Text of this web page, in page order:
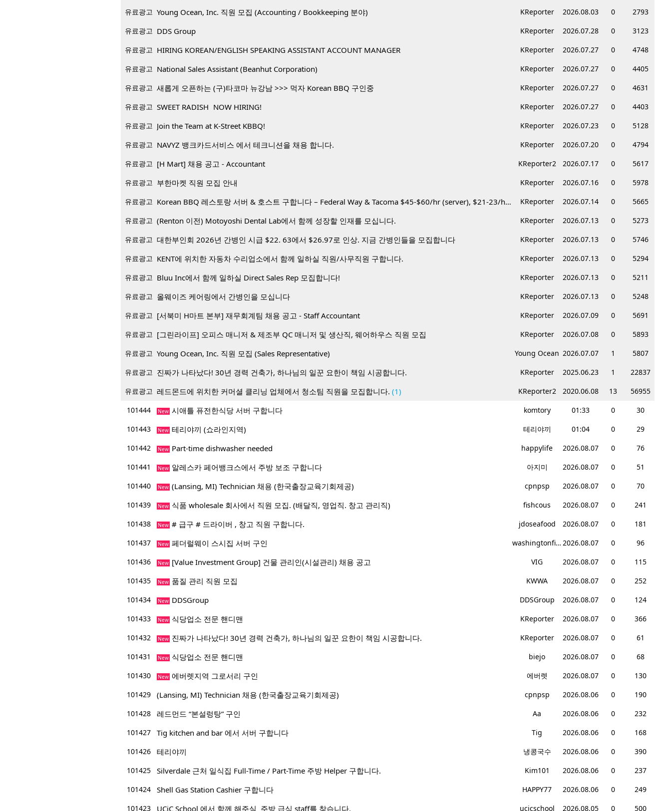
유료광고 Young Ocean, Inc. 직원 모집 (Accounting / Bookkeeping 분야) KReporter 2026.08.03 0
2793
유료광고 DDS Group KReporter 2026.07.28 0
3123
유료광고 HIRING KOREAN/ENGLISH SPEAKING ASSISTANT ACCOUNT MANAGER KReporter 2026.07.27 0
4748
유료광고 National Sales Assistant (Beanhut Corporation) KReporter 2026.07.27 0
4405
유료광고 새롭게 오픈하는 (구)타코마 뉴강남 >>> 먹자 Korean BBQ 구인중 KReporter 2026.07.27 0
4631
유료광고 SWEET RADISH NOW HIRING! KReporter 2026.07.27 0
4403
유료광고 Join the Team at K-Street KBBQ! KReporter 2026.07.23 0
5128
유료광고 NAVYZ 뱅크카드서비스 에서 테크니션을 채용 합니다. KReporter 2026.07.20 0
4794
유료광고 [H Mart] 채용 공고 - Accountant KReporter2 2026.07.17 0
5617
유료광고 부한마켓 직원 모집 안내 KReporter 2026.07.16 0
5978
유료광고
Korean BBQ 레스토랑 서버 & 호스트 구합니다 – Federal Way & Tacoma $45-$60/hr (server), $21-23/hr (Host) KReporter 2026.07.14 0
5665
유료광고 (Renton 이전) Motoyoshi Dental Lab에서 함께 성장할 인재를 모십니다. KReporter 2026.07.13 0
5273
유료광고 대한부인회 2026년 간병인 시급 $22. 63에서 $26.97로 인상. 지금 간병인들을 모집합니다 KReporter 2026.07.13 0
5746
유료광고 KENT에 위치한 자동차 수리업소에서 함께 일하실 직원/사무직원 구합니다. KReporter 2026.07.13 0
5294
유료광고 Bluu Inc에서 함께 일하실 Direct Sales Rep 모집합니다! KReporter 2026.07.13 0
5211
유료광고 올웨이즈 케어링에서 간병인을 모십니다 KReporter 2026.07.13 0
5248
유료광고 [서북미 H마트 본부] 재무회계팀 채용 공고 - Staff Accountant KReporter 2026.07.09 0
5691
유료광고 [그린라이프] 오피스 매니저 & 제조부 QC 매니저 및 생산직, 웨어하우스 직원 모집 KReporter 2026.07.08 0
5893
유료광고 Young Ocean, Inc. 직원 모집 (Sales Representative) Young Ocean 2026.07.07 1
5807
유료광고 진짜가 나타났다! 30년 경력 건축가, 하나님의 일꾼 요한이 책임 시공합니다. KReporter 2025.06.23 1
22837
유료광고 레드몬드에 위치한 커머셜 클리닝 업체에서 청소팀 직원을 모집합니다. (1) KReporter2 2020.06.08 13
56955
101444
New 시애틀 퓨전한식당 서버 구합니다 komtory 01:33 0
30
101443
New 테리야끼 (쇼라인지역) 테리야끼 01:04 0
29
101442
New Part-time dishwasher needed happylife 2026.08.07 0
76
101441
New 알레스카 페어뱅크스에서 주방 보조 구합니다 아지미 2026.08.07 0
51
101440
New (Lansing, MI) Technician 채용 (한국출장교육기회제공) cpnpsp 2026.08.07 0
70
101439
New 식품 wholesale 회사에서 직원 모집. (배달직, 영업직. 창고 관리직) fishcous 2026.08.07 0
241
101438
New # 급구 # 드라이버 , 창고 직원 구합니다. jdoseafood 2026.08.07 0
181
101437
New 페더럴웨이 스시집 서버 구인 washingtonfish 2026.08.07 0
96
101436
New [Value Investment Group] 건물 관리인(시설관리) 채용 공고 VIG 2026.08.07 0
115
101435
New 품질 관리 직원 모집 KWWA 2026.08.07 0
252
101434
New DDSGroup DDSGroup 2026.08.07 0
124
101433
New 식당업소 전문 핸디맨 KReporter 2026.08.07 0
366
101432
New 진짜가 나타났다! 30년 경력 건축가, 하나님의 일꾼 요한이 책임 시공합니다. KReporter 2026.08.07 0
61
101431
New 식당업소 전문 핸디맨 biejo 2026.08.07 0
68
101430
New 에버렛지역 그로서리 구인 에버렛 2026.08.07 0
130
101429
(Lansing, MI) Technician 채용 (한국출장교육기회제공) cpnpsp 2026.08.06 0
190
101428
레드먼드 “본설렁탕” 구인 Aa 2026.08.06 0
232
101427
Tig kitchen and bar 에서 서버 구합니다 Tig 2026.08.06 0
168
101426
테리야끼 냉콩국수 2026.08.06 0
390
101425
Silverdale 근처 일식집 Full-Time / Part-Time 주방 Helper 구합니다. Kim101 2026.08.06 0
237
101424
Shell Gas Station Cashier 구합니다 HAPPY77 2026.08.06 0
249
101423
UCiC School 에서 함께 해주실 주방 급식 staff를 찾습니다. ucicschool 2026.08.05 0 500